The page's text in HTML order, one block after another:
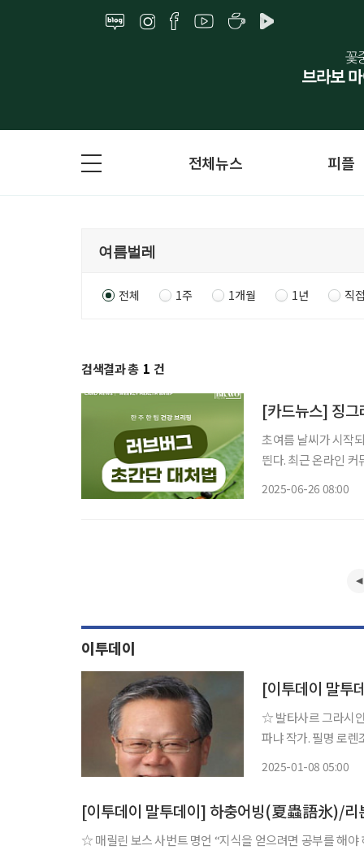
전체뉴스 피플
전체 1주 1개월 1년 직
검색결과 총 1 건
[카드뉴스] 징그
초여름 날씨가 시작
띈다. 최근 온라인
2025-06-26 08:00
이투데이
[이투데이 말투
☆ 발타사르 그라시안 이모랄레스 명언 “불행은
파냐 작가. 필명 로
2025-01-08 05:00
[이투데이 말투데이] 하충어빙(夏蟲語氷)/리
☆ 매릴린 보스 사번트 명언 “지식을 얻으려면 공부를 해야 하고 지혜를 얻으려면 관찰을 해야 한다.” 기네스북에 ‘세계에서 가장 지